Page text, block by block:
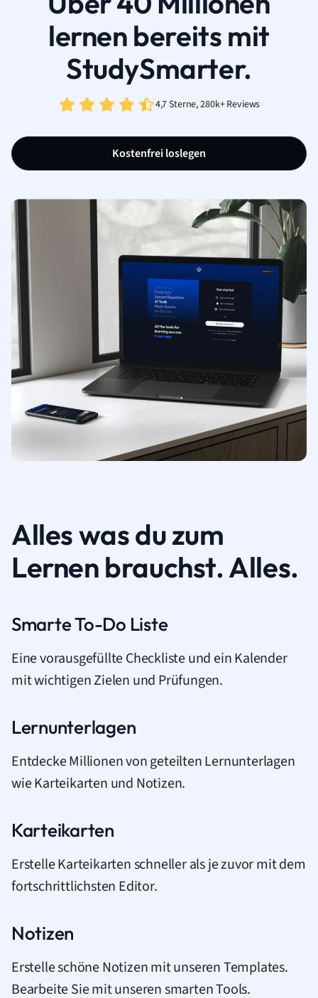
lernen bereits mit
StudySmarter.
4,7 Sterne, 280k+ Reviews
Kostenfrei loslegen
Alles was du zum
Lernen brauchst. Alles.
Smarte To-Do Liste
Eine vorausgefüllte Checkliste und ein Kalender
mit wichtigen Zielen und Prüfungen.
Lernunterlagen
Entdecke Millionen von geteilten Lernunterlagen
wie Karteikarten und Notizen.
Karteikarten
Erstelle Karteikarten schneller als je zuvor mit dem
fortschrittlichsten Editor.
Notizen
Erstelle schöne Notizen mit unseren Templates.
Bearbeite Sie mit unseren smarten Tools.